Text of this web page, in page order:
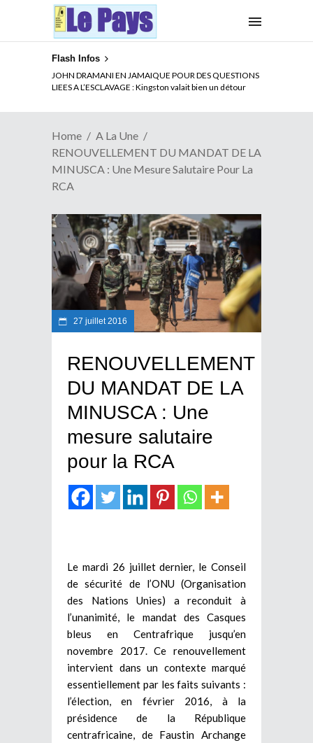
Flash Infos
ELECTION DE TALON A LA TETE DU SENAT BENINOIS :
Quand Patrice quitte le pouvoir sans partir !
Home
A La Une
RENOUVELLEMENT DU MANDAT DE LA
MINUSCA : Une Mesure Salutaire Pour La
RCA
27 juillet 2016
RENOUVELLEMENT
DU MANDAT DE LA
MINUSCA : Une
mesure salutaire
pour la RCA
Le mardi 26 juillet dernier, le Conseil
de sécurité de l’ONU (Organisation
des Nations Unies) a reconduit à
l’unanimité, le mandat des Casques
bleus en Centrafrique jusqu’en
novembre 2017. Ce renouvellement
intervient dans un contexte marqué
essentiellement par les faits suivants :
l’élection, en février 2016, à la
présidence de la République
centrafricaine, de Faustin Archange